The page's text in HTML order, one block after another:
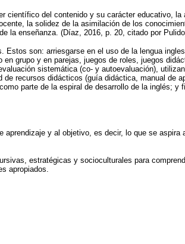
científico del contenido y su carácter educativo, la
la solidez de la asimilación de los
la enseñanza. (Díaz, 2016, p. 20, citado por
Estos son: arriesgarse en el uso de la lengua
grupo y en parejas, juegos de roles, juegos
sistemática (co- y autoevaluación),
recursos didácticos (guía didáctica, manual de
parte de la espiral de desarrollo de la inglés; y
y al objetivo, es decir, lo que se aspira
estratégicas y socioculturales para
apropiados.